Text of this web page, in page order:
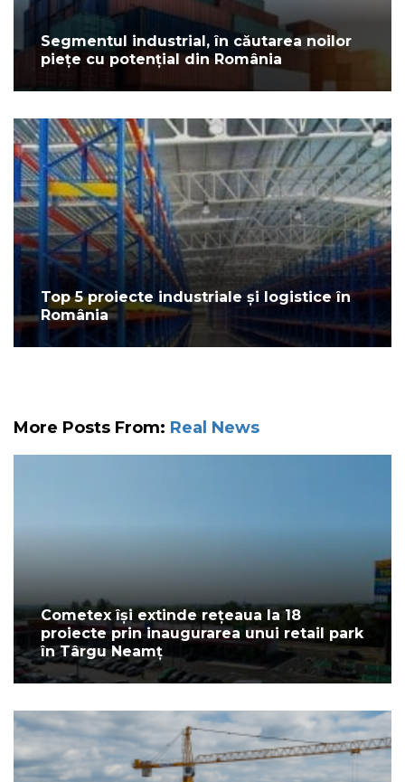
Segmentul industrial, în căutarea noilor
piețe cu potențial din România
Top 5 proiecte industriale și logistice în
România
More Posts From: Real News
Cometex își extinde rețeaua la 18
proiecte prin inaugurarea unui retail park
în Târgu Neamț